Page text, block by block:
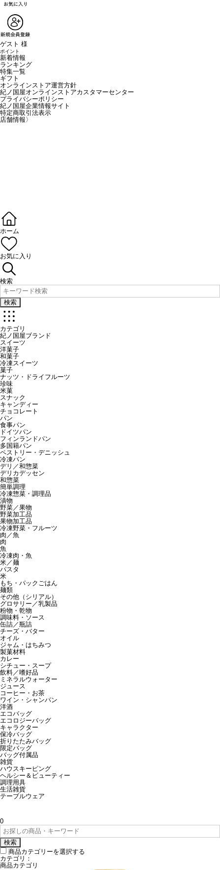
ゲスト 様
ポイント
新着情報
ランキング
特集一覧
ギフト
オンラインストア運営方針
紀ノ国屋オンラインストアカスタマーセンター
プライバシーポリシー
紀ノ国屋企業情報サイト
特定商取引法表示
店舗情報 〉
ホーム
お気に入り
検索
検索
カテゴリ
紀ノ国屋ブランド
スイーツ
洋菓子
和菓子
冷凍スイーツ
菓子
ナッツ・ドライフルーツ
珍味
米菓
スナック
キャンディー
チョコレート
パン
食事パン
ドイツパン
フィンランドパン
多国籍パン
ペストリー・デニッシュ
冷凍パン
デリ／和惣菜
デリカデッセン
和惣菜
簡単調理
冷凍惣菜・調理品
漬物
野菜／果物
野菜加工品
果物加工品
冷凍野菜・フルーツ
肉／魚
肉
魚
冷凍肉・魚
米／麺
パスタ
米
もち・パックごはん
麺類
その他（シリアル）
グロサリー／乳製品
粉物・乾物
調味料・ソース
缶詰／瓶詰
チーズ・バター
オイル
ジャム・はちみつ
製菓材料
カレー
シチュー・スープ
飲料／嗜好品
ミネラルウォーター
ジュース
コーヒー・お茶
ワイン・シャンパン
洋酒
エコバッグ
エコロジーバッグ
キャラクター
保冷バッグ
折りたたみバッグ
限定バッグ
バッグ付属品
雑貨
ハウスキーピング
ヘルシー＆ビューティー
調理用具
生活雑貨
テーブルウェア
0
検索
商品カテゴリーを選択する
カテゴリ：
商品カテゴリ